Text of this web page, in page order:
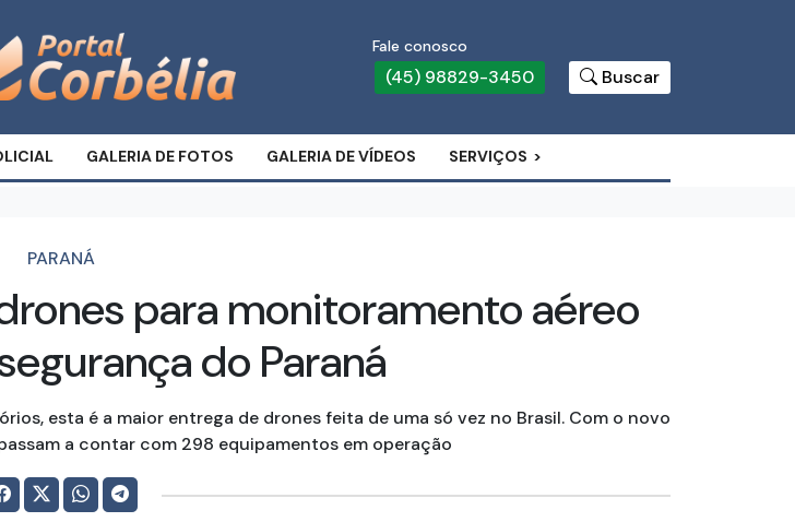
Fale conosco
(45) 98829-3450 Buscar
GALERIA DE FOTOS GALERIA DE VÍDEOS SERVIÇOS
PARANÁ
para monitoramento aéreo
do Paraná
esta é a maior entrega de drones feita de uma só vez no Brasil. Com o novo
a contar com 298 equipamentos em operação